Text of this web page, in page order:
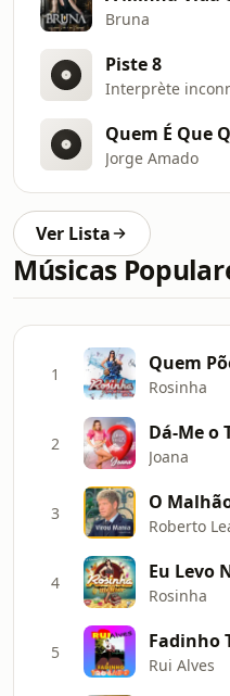
Bruna
Piste 8
Interprète
Quem É Que
Jorge Amado
Ver Lista
Músicas
1 Quem
Rosinha
2 Dá-Me o
Joana
3 O
Roberto
4 Eu Levo
Rosinha
5 Fadinho
Rui Alves